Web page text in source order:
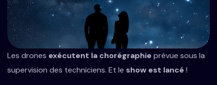
Les drones exécutent la chorégraphie prévue sous la
supervision des techniciens. Et le show est lancé !